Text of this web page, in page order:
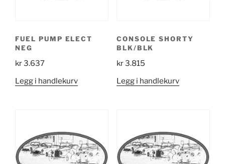
FUEL PUMP ELECT
NEG
kr3.637
Legg i handlekurv
CONSOLE SHORTY
BLK/BLK
kr3.815
Legg i handlekurv